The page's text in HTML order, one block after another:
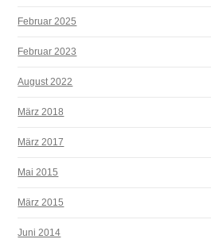
Februar 2025
Februar 2023
August 2022
März 2018
März 2017
Mai 2015
März 2015
Juni 2014